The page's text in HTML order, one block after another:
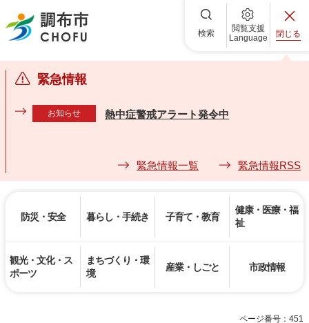
調布市 検索
閲覧支援
Language
閉じる
緊急情報
お知らせ 熱中症警戒アラート発令中
緊急情報一覧 緊急情報RSS
防災・安全 暮らし・手続き 子育て・教育
健康・医療・福
祉
観光・文化・ス
ポーツ
まちづくり・環
境
産業・しごと 市政情報
ページ番号：451